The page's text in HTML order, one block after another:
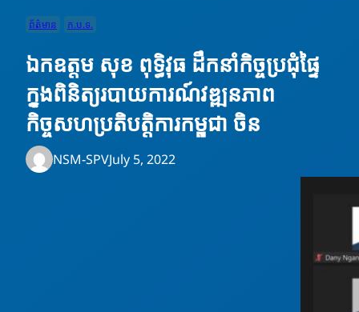
ព័ត៌មាន ក.ប.ទ.
ឯកឧត្តម សុខ ពុទ្ធិវុធ ដឹកនាំកិច្ចប្រជុំផ្ទៃ
ក្នុងពិនិត្យរបាយការណ៍វឌ្ឍនភាព
កិច្ចសហប្រតិបត្តិការកម្ពុជា​ ចិន
NSM-SPVJuly 5, 2022